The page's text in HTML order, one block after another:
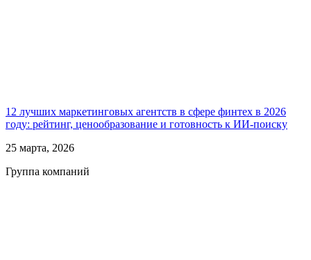
12 лучших маркетинговых агентств в сфере финтех в 2026
году: рейтинг, ценообразование и готовность к ИИ-поиску
25 марта, 2026
Группа компаний